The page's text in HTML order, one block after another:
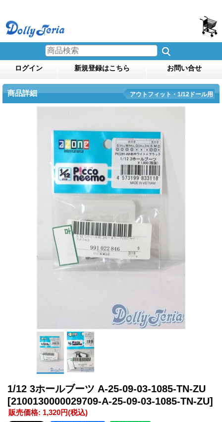
ログイン 新規登録はこちら お問い合せ
商品詳細 アウトフィット・1/12ドール用
1/12 3ホールブーツ A-25-09-03-1085-TN-ZU
[2100130000029709-A-25-09-03-1085-TN-ZU]
販売価格: 1,320円(税込)